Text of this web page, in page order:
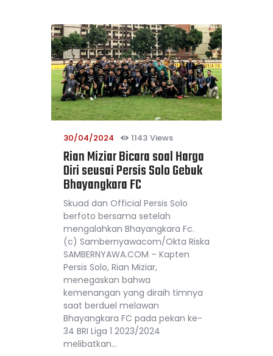
30/04/2024 1143 Views
Rian Miziar Bicara soal Harga
Diri seusai Persis Solo Gebuk
Bhayangkara FC
Skuad dan Official Persis Solo
berfoto bersama setelah
mengalahkan Bhayangkara Fc.
(c) Sambernyawacom/Okta Riska
SAMBERNYAWA.COM – Kapten
Persis Solo, Rian Miziar,
menegaskan bahwa
kemenangan yang diraih timnya
saat berduel melawan
Bhayangkara FC pada pekan ke-
34 BRI Liga 1 2023/2024
melibatkan…